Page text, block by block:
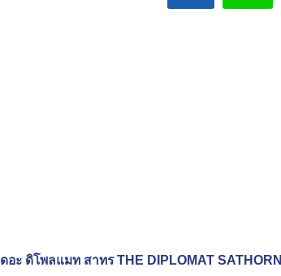
อะ ดิโพลแมท สาทร THE DIPLOMAT SATHORN